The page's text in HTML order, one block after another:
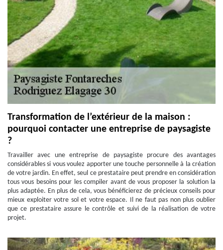
Transformation de l’extérieur de la maison :
pourquoi contacter une entreprise de paysagiste
?
Travailler avec une entreprise de paysagiste procure des avantages
considérables si vous voulez apporter une touche personnelle à la création
de votre jardin. En effet, seul ce prestataire peut prendre en considération
tous vous besoins pour les compiler avant de vous proposer la solution la
plus adaptée. En plus de cela, vous bénéficierez de précieux conseils pour
mieux exploiter votre sol et votre espace. Il ne faut pas non plus oublier
que ce prestataire assure le contrôle et suivi de la réalisation de votre
projet.